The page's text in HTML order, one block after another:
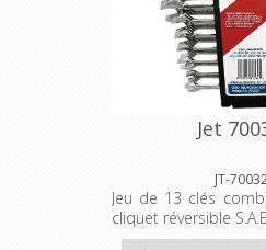
Jet
JT-
Jeu de 13 clés
cliquet réversible